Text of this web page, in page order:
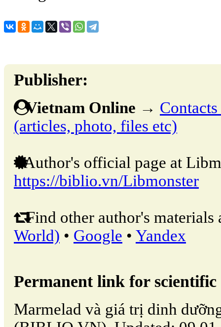
Publisher:
Vietnam Online →
(articles, photo, files etc)
Author's official page at
https://biblio.vn/Libmonster
Find other author's materials
World) • Google • Yandex
Permanent link for
Marmelad và giá trị dinh